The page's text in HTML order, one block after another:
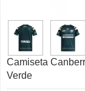
Camiseta
Verde